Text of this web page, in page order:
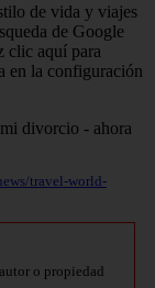
de vida y viajes
de Google
clic aquí para
en la configuración
travel-world-
o propiedad